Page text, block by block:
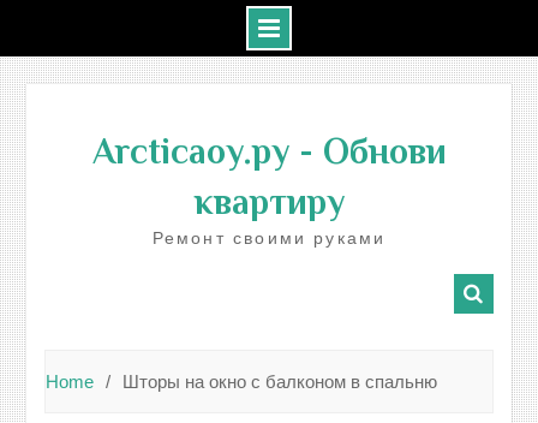
contentArcticaoy.ру- Обнови
квартиру
Ремонт своими руками
Home Шторы на окно с балконом в спальню